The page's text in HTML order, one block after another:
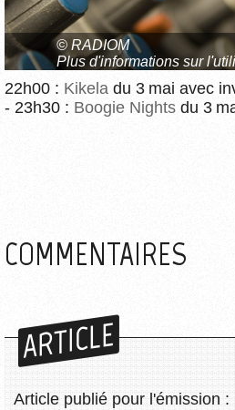
© RADIOM
Plus d'informations sur
22h00 : Kikela du 3 mai avec
- 23h30 : Boogie Nights du 3
COMMENTAIRES
ARTICLE
Article publié pour l'émission :